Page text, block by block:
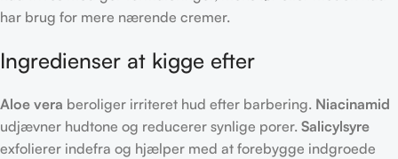
har brug for mere nærende cremer.
Ingredienser at kigge efter
Aloe vera beroliger irriteret hud efter barbering. Niacinamid
udjævner hudtone og reducerer synlige porer. Salicylsyre
exfolierer indefra og hjælper med at forebygge indgroede